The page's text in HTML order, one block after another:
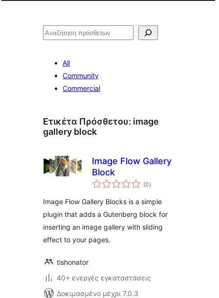
Αναζήτηση
All
Community
Commercial
Ετικέτα Πρόσθετου: image
gallery block
Image Flow Gallery
Block
(0αξιολογήσεις
σύνολο
)
Image Flow Gallery Blocks is a simple
plugin that adds a Gutenberg block for
inserting an image gallery with sliding
effect to your pages.
tishonator
40+ ενεργές εγκαταστάσεις
Δοκιμασμένο μέχρι 7.0.3